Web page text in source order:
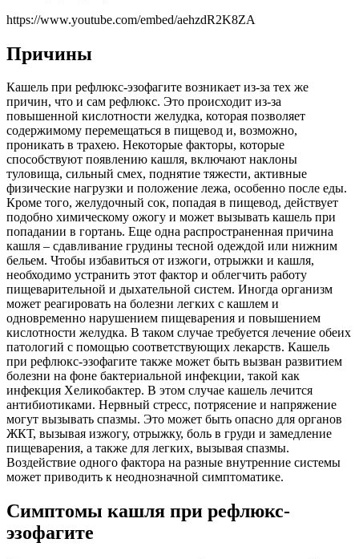
https://www.youtube.com/embed/aehzdR2K8ZA
Причины
Кашель при рефлюкс-эзофагите возникает из-за тех же
причин, что и сам рефлюкс. Это происходит из-за
повышенной кислотности желудка, которая позволяет
содержимому перемещаться в пищевод и, возможно,
проникать в трахею. Некоторые факторы, которые
способствуют появлению кашля, включают наклоны
туловища, сильный смех, поднятие тяжести, активные
физические нагрузки и положение лежа, особенно после еды.
Кроме того, желудочный сок, попадая в пищевод, действует
подобно химическому ожогу и может вызывать кашель при
попадании в гортань. Еще одна распространенная причина
кашля – сдавливание грудины тесной одеждой или нижним
бельем. Чтобы избавиться от изжоги, отрыжки и кашля,
необходимо устранить этот фактор и облегчить работу
пищеварительной и дыхательной систем. Иногда организм
может реагировать на болезни легких с кашлем и
одновременно нарушением пищеварения и повышением
кислотности желудка. В таком случае требуется лечение обеих
патологий с помощью соответствующих лекарств. Кашель
при рефлюкс-эзофагите также может быть вызван развитием
болезни на фоне бактериальной инфекции, такой как
инфекция Хеликобактер. В этом случае кашель лечится
антибиотиками. Нервный стресс, потрясение и напряжение
могут вызывать спазмы. Это может быть опасно для органов
ЖКТ, вызывая изжогу, отрыжку, боль в груди и замедление
пищеварения, а также для легких, вызывая спазмы.
Воздействие одного фактора на разные внутренние системы
может приводить к неоднозначной симптоматике.
Симптомы кашля при рефлюкс-
эзофагите